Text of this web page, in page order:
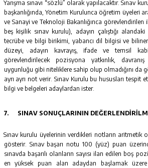
Yarışma sınavı “sözlü” olarak yapılacaktır. Sınav
başkanlığında, Yönetim Kurulunca öğretim üyeleri
ve Sanayi ve Teknoloji Bakanlığınca
beş kişilik sınav kurulu), adayın çalıştığı
tecrübe ve bilgi birikimi, yabancı dil bilgisi ve
düzeyi, adayın kavrayış, ifade ve temsil
görevlendirilecek pozisyona yatkınlık,
uygunluğu gibi niteliklere sahip olup olmadığını da
ayrı ayrı not verir. Sınav Kurulu bu hususları tespit
bilgi ve belgeleri adaylardan ister.
7. SINAV SONUÇLARININ
Sınav kurulu üyelerinin verdikleri notların aritmetik
gösterir. Sınav başarı notu 100 (yüz) puan
sınavda başarılı olanların sayısı ilan edilen boş
en yüksek puan alan adaydan başlamak üzere